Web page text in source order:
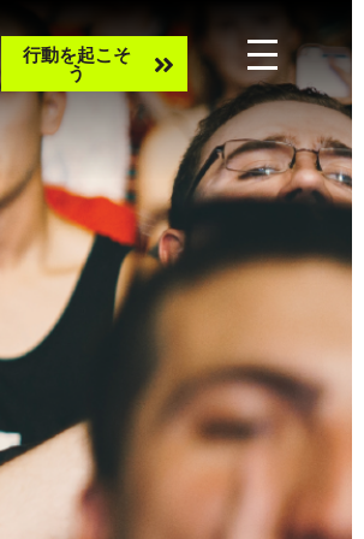
Take
action
行動を起こそ
う